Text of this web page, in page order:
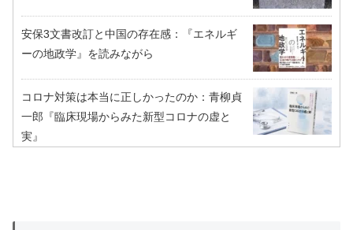
安保3文書改訂と中国の存在感：『エネルギ
ーの地政学』を読みながら
コロナ対策は本当に正しかったのか：青柳貞
一郎『臨床現場からみた新型コロナの虚と
実』